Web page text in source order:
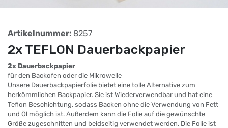
Artikelnummer: 8257
2x TEFLON Dauerbackpapier
2x Dauerbackpapier
für den Backofen oder die Mikrowelle
Unsere Dauerbackpapierfolie bietet eine tolle Alternative zum
herkömmlichen Backpapier. Sie ist Wiederverwendbar und hat eine
Teflon Beschichtung, sodass Backen ohne die Verwendung von Fett
und Öl möglich ist. Außerdem kann die Folie auf die gewünschte
Größe zugeschnitten und beidseitig verwendet werden. Die Folie ist